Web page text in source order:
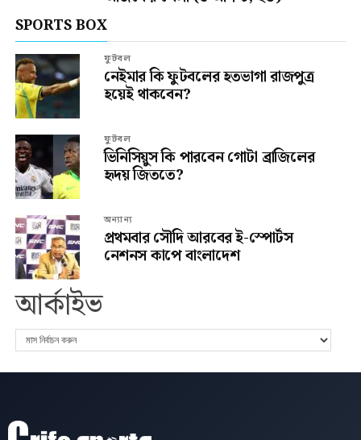
SPORTS BOX
ফুটবল
নেইমার কি ফুটবলের হতভাগা রাজপুত্র
হয়েই থাকবেন?
ফুটবল
ভিনিসিয়ুস কি পারবেন গোটা ব্রাজিলের
হৃদয় জিততে?
অন্যান্য
প্রথমবার সৌদি আরবের ই-স্পোর্টস
নেশনস কাপে বাংলাদেশ
আর্কাইভ